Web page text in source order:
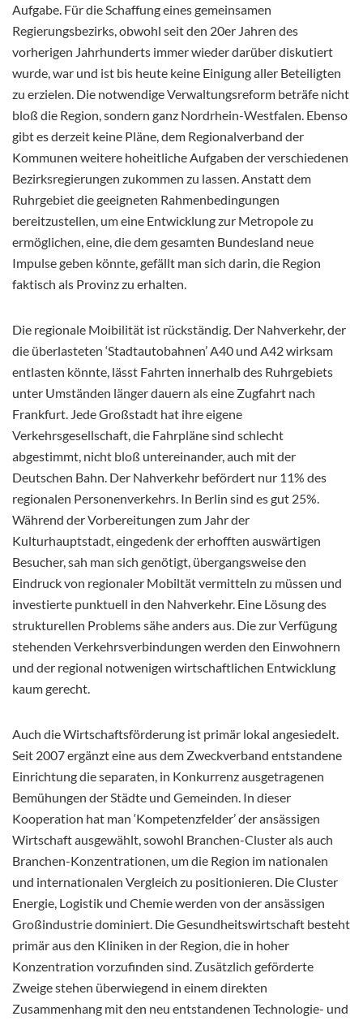
Aufgabe. Für die Schaffung eines gemeinsamen
Regierungsbezirks, obwohl seit den 20er Jahren des
vorherigen Jahrhunderts immer wieder darüber diskutiert
wurde, war und ist bis heute keine Einigung aller Beteiligten
zu erzielen. Die notwendige Verwaltungsreform beträfe nicht
bloß die Region, sondern ganz Nordrhein-Westfalen. Ebenso
gibt es derzeit keine Pläne, dem Regionalverband der
Kommunen weitere hoheitliche Aufgaben der verschiedenen
Bezirksregierungen zukommen zu lassen. Anstatt dem
Ruhrgebiet die geeigneten Rahmenbedingungen
bereitzustellen, um eine Entwicklung zur Metropole zu
ermöglichen, eine, die dem gesamten Bundesland neue
Impulse geben könnte, gefällt man sich darin, die Region
faktisch als Provinz zu erhalten.
Die regionale Moibilität ist rückständig. Der Nahverkehr, der
die überlasteten ‘Stadtautobahnen’ A40 und A42 wirksam
entlasten könnte, lässt Fahrten innerhalb des Ruhrgebiets
unter Umständen länger dauern als eine Zugfahrt nach
Frankfurt. Jede Großstadt hat ihre eigene
Verkehrsgesellschaft, die Fahrpläne sind schlecht
abgestimmt, nicht bloß untereinander, auch mit der
Deutschen Bahn. Der Nahverkehr befördert nur 11% des
regionalen Personenverkehrs. In Berlin sind es gut 25%.
Während der Vorbereitungen zum Jahr der
Kulturhauptstadt, eingedenk der erhofften auswärtigen
Besucher, sah man sich genötigt, übergangsweise den
Eindruck von regionaler Mobiltät vermitteln zu müssen und
investierte punktuell in den Nahverkehr. Eine Lösung des
strukturellen Problems sähe anders aus. Die zur Verfügung
stehenden Verkehrsverbindungen werden den Einwohnern
und der regional notwenigen wirtschaftlichen Entwicklung
kaum gerecht.
Auch die Wirtschaftsförderung ist primär lokal angesiedelt.
Seit 2007 ergänzt eine aus dem Zweckverband entstandene
Einrichtung die separaten, in Konkurrenz ausgetragenen
Bemühungen der Städte und Gemeinden. In dieser
Kooperation hat man ‘Kompetenzfelder’ der ansässigen
Wirtschaft ausgewählt, sowohl Branchen-Cluster als auch
Branchen-Konzentrationen, um die Region im nationalen
und internationalen Vergleich zu positionieren. Die Cluster
Energie, Logistik und Chemie werden von der ansässigen
Großindustrie dominiert. Die Gesundheitswirtschaft besteht
primär aus den Kliniken in der Region, die in hoher
Konzentration vorzufinden sind. Zusätzlich geförderte
Zweige stehen überwiegend in einem direkten
Zusammenhang mit den neu entstandenen Technologie- und